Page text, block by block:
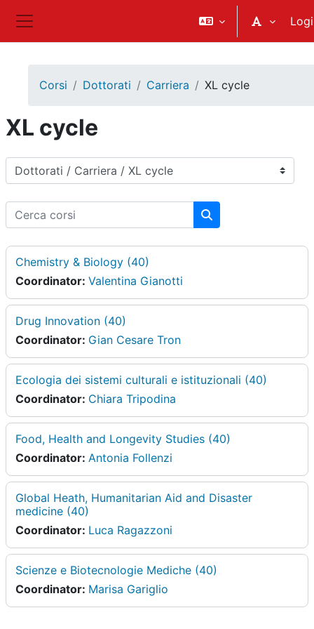
Pannello laterale
Corsi Dottorati Carriera XL cycle
XL cycle
Categorie di corso
Cerca corsi
Cerca corsi
Chemistry & Biology (40)
Coordinator: Valentina Gianotti
Drug Innovation (40)
Coordinator: Gian Cesare Tron
Ecologia dei sistemi culturali e istituzionali (40)
Coordinator: Chiara Tripodina
Food, Health and Longevity Studies (40)
Coordinator: Antonia Follenzi
Global Heath, Humanitarian Aid and Disaster
medicine (40)
Coordinator: Luca Ragazzoni
Scienze e Biotecnologie Mediche (40)
Coordinator: Marisa Gariglio